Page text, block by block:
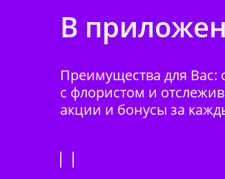
В
Преимущества для Вас:
с флористом и
акции и бонусы за